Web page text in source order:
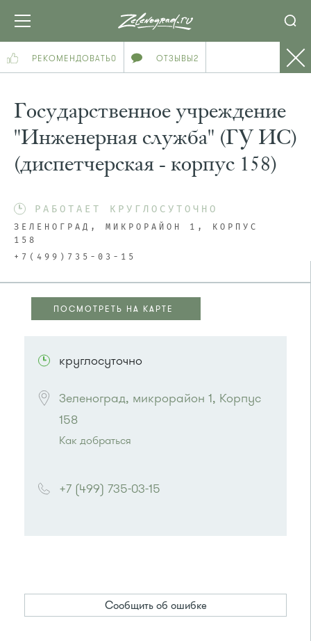
РЕКОМЕНДОВАТЬ0 ОТЗЫВЫ2
Государственное учреждение
"Инженерная служба" (ГУ ИС)
(диспетчерская - корпус 158)
РАБОТАЕТ КРУГЛОСУТОЧНО
ЗЕЛЕНОГРАД, МИКРОРАЙОН 1, КОРПУС
158
+7(499)735-03-15
ПОСМОТРЕТЬ НА КАРТЕ
круглосуточно
Зеленоград, микрорайон 1, Корпус
158
Как добраться
Автобусы № 45, 312, 377, 390, 476, 493 .
Маршрутка № 127, 128, 312, 377, 390, 431м,
+7 (499) 735-03-15
Сообщить об ошибке